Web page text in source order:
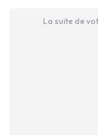
La suite de